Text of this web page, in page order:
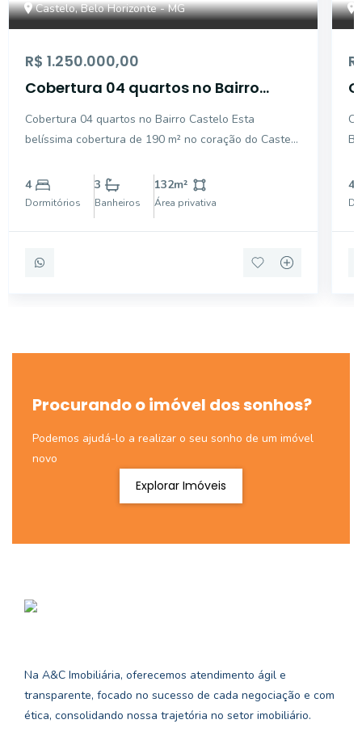
Castelo, Belo Horizonte - MG
R$ 1.250.000,00
Cobertura 04 quartos no Bairro
Cobertura 04 quartos no Bairro Castelo Esta
belíssima cobertura de 190 m² no coração do Castelo
qualidade de vida. Com uma planta extremamente
funcional e ambientes que privilegiam luminosidade e
4
Dormitórios
3
Banheiros
132m²
Área privativa
4
Procurando o imóvel dos sonhos?
Podemos ajudá-lo a realizar o seu sonho de um imóvel
novo
Explorar Imóveis
Na A&C Imobiliária, oferecemos atendimento ágil e
transparente, focado no sucesso de cada negociação e com
ética, consolidando nossa trajetória no setor imobiliário.